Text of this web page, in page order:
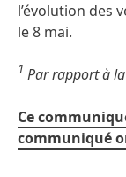
l’évolution des
le 8 mai.
1 Par rapport à la
Ce
communiqué